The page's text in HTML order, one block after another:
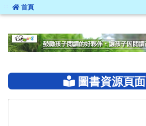
::: 首頁
圖書資源頁面